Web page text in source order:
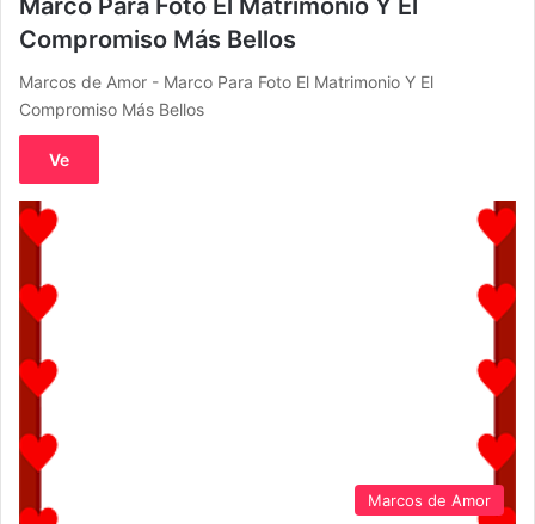
Compromiso Más Bellos
Marcos de Amor - Marco Para Foto El Matrimonio Y El
Compromiso Más Bellos
Ve
Marcos de Amor